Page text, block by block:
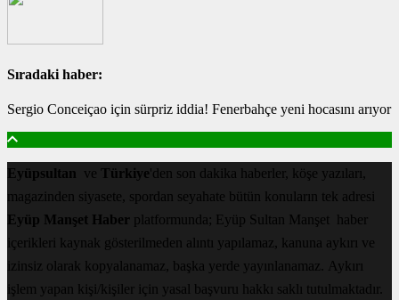
Sıradaki haber:
Sergio Conceiçao için sürpriz iddia! Fenerbahçe yeni hocasını arıyor
Eyüpsultan ve Türkiye'den son dakika haberler, köşe yazıları,
magazinden siyasete, spordan seyahate bütün konuların tek adresi
Eyüp Manşet Haber platformunda; Eyüp Sultan Manşet haber
içerikleri kaynak gösterilmeden alıntı yapılamaz, kanuna aykırı ve
izinsiz olarak kopyalanamaz, başka yerde yayınlanamaz. Aykırı
işlem yapan kişi/kişiler için yasal başvuru hakkı saklı tutulmaktadır.